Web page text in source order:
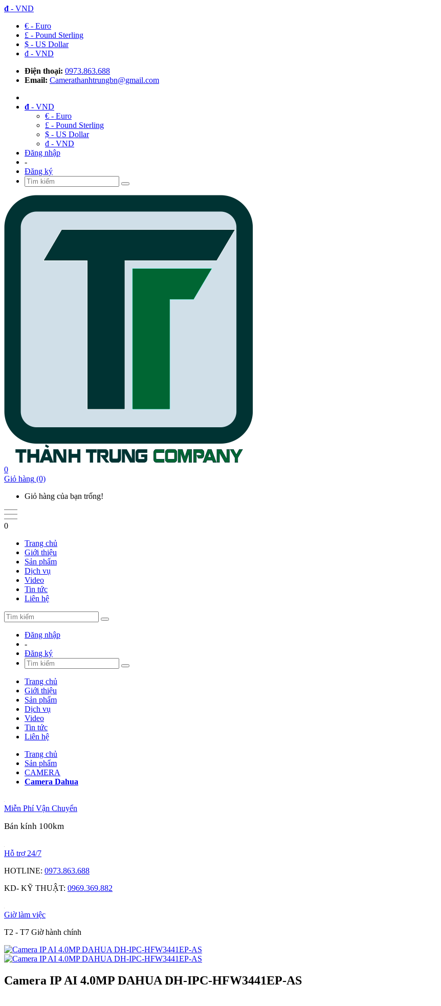
đ - VND
€ - Euro
£ - Pound Sterling
$ - US Dollar
đ - VND
Điện thoại: 0973.863.688
Email: Camerathanhtrungbn@gmail.com
đ - VND
€ - Euro
£ - Pound Sterling
$ - US Dollar
đ - VND
Đăng nhập
-
Đăng ký
0
Giỏ hàng (0)
Giỏ hàng của bạn trống!
0
Trang chủ
Giới thiệu
Sản phẩm
Dịch vụ
Video
Tin tức
Liên hệ
Đăng nhập
-
Đăng ký
Trang chủ
Giới thiệu
Sản phẩm
Dịch vụ
Video
Tin tức
Liên hệ
Trang chủ
Sản phẩm
CAMERA
Camera Dahua
Miễn Phí Vận Chuyển
Bán kính 100km
Hỗ trợ 24/7
HOTLINE: 0973.863.688
KD- KỸ THUẬT: 0969.369.882
Giờ làm việc
T2 - T7 Giờ hành chính
Camera IP AI 4.0MP DAHUA DH-IPC-HFW3441EP-AS